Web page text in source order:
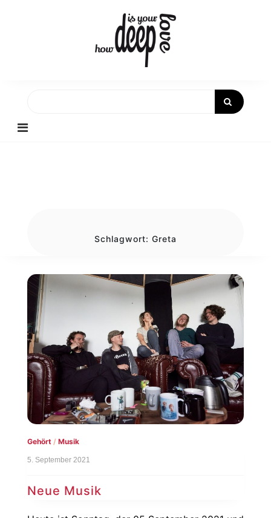
Schlagwort: Greta
Gehört/ Musik
5. September 2021
Neue Musik